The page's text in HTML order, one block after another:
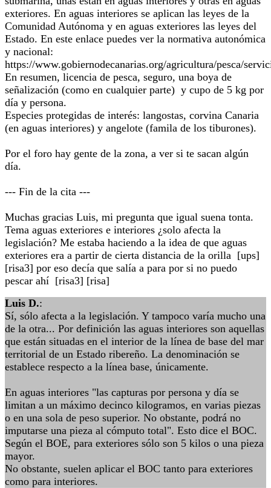
exteriores. En aguas interiores se aplican las leyes de la
Comunidad Autónoma y en aguas exteriores las leyes del
Estado. En este enlace puedes ver la normativa autonómica
y nacional:
https://www.gobiernodecanarias.org/agricultura/pesca/
En resumen, licencia de pesca, seguro, una boya de
señalización (como en cualquier parte) y cupo de 5 kg por
día y persona.
Especies protegidas de interés: langostas, corvina Canaria
(en aguas interiores) y angelote (famila de los tiburones).
Por el foro hay gente de la zona, a ver si te sacan algún
día.
--- Fin de la cita ---
Muchas gracias Luis, mi pregunta que igual suena tonta.
Tema aguas exteriores e interiores ¿solo afecta la
legislación? Me estaba haciendo a la idea de que aguas
exteriores era a partir de cierta distancia de la orilla [ups]
[risa3] por eso decía que salía a para por si no puedo
pescar ahí [risa3] [risa]
Luis D.:
Sí, sólo afecta a la legislación. Y tampoco varía mucho una
de la otra... Por definición las aguas interiores son aquellas
que están situadas en el interior de la línea de base del mar
territorial de un Estado ribereño. La denominación se
establece respecto a la línea base, únicamente.
En aguas interiores "las capturas por persona y día se
limitan a un máximo decinco kilogramos, en varias piezas
o en una sola de peso superior. No obstante, podrá no
imputarse una pieza al cómputo total". Esto dice el BOC.
Según el BOE, para exteriores sólo son 5 kilos o una pieza
mayor.
No obstante, suelen aplicar el BOC tanto para exteriores
como para interiores.